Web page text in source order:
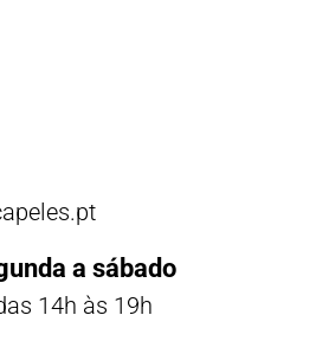
a sábado
14h às 19h